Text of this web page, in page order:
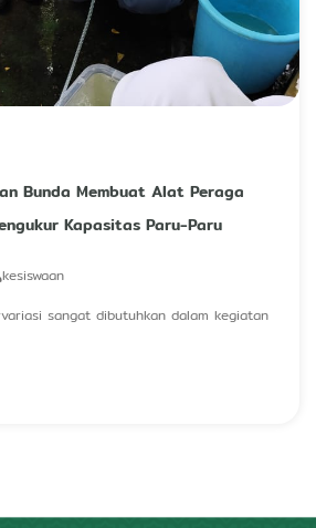
Bunda Membuat Alat Peraga
Kapasitas Paru-Paru
kesiswaan
sangat dibutuhkan dalam kegiatan